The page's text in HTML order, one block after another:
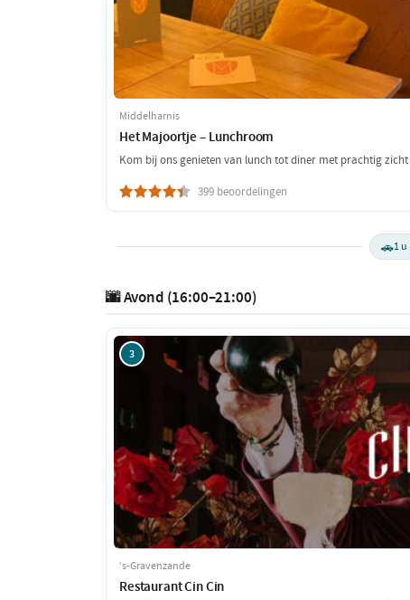
Middelharnis
Het Majoortje – Lunchroom
Kom bij ons genieten van lunch tot diner met prachtig
399 beoordelingen
🚗1 u
🌆 Avond (16:00–21:00)
3
‘s-Gravenzande
Restaurant Cin Cin